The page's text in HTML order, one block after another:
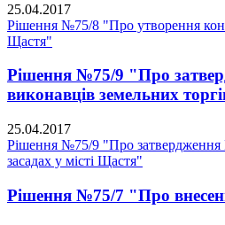
25.04.2017
Рішення №75/8 "Про утворення
Щастя"
Рішення №75/9 "Про
виконавців земельних
25.04.2017
Рішення №75/9 "Про затвердження
засадах у місті Щастя"
Рішення №75/7 "Про